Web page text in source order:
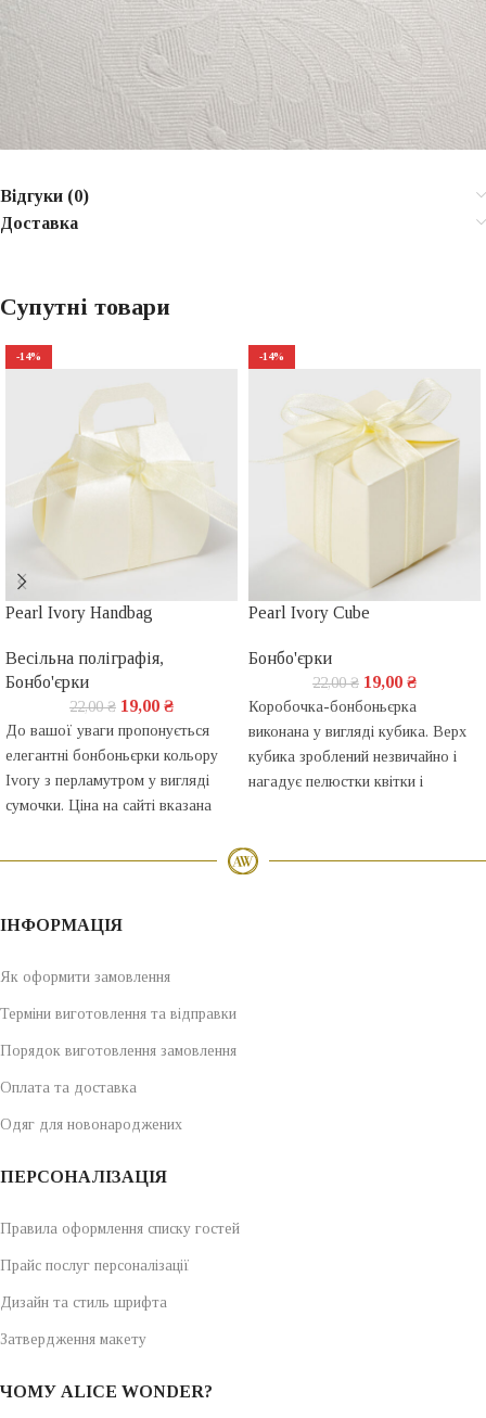
Відгуки (0)
Доставка
Супутні товари
-14%
Pearl Ivory Handbag
Весільна поліграфія,
Бонбо'єрки
22,00₴ 19,00 ₴
До вашої уваги пропонується
елегантні бонбоньєрки кольору
Ivory з перламутром у вигляді
сумочки. Ціна на сайті вказана
скористатися нашою пропозицією.
-14%
Pearl Ivory Cube
Бонбо'єрки
22,00₴ 19,00 ₴
Коробочка-бонбоньєрка
виконана у вигляді кубика. Верх
кубика зроблений незвичайно і
нагадує пелюстки квітки і
Бонбоньєрка виготовлена з
ІНФОРМАЦІЯ
Як оформити замовлення
Терміни виготовлення та відправки
Порядок виготовлення замовлення
Оплата та доставка
Одяг для новонароджених
ПЕРСОНАЛІЗАЦІЯ
Правила оформлення списку гостей
Прайс послуг персоналізації
Дизайн та стиль шрифта
Затвердження макету
ЧОМУ ALICE WONDER?